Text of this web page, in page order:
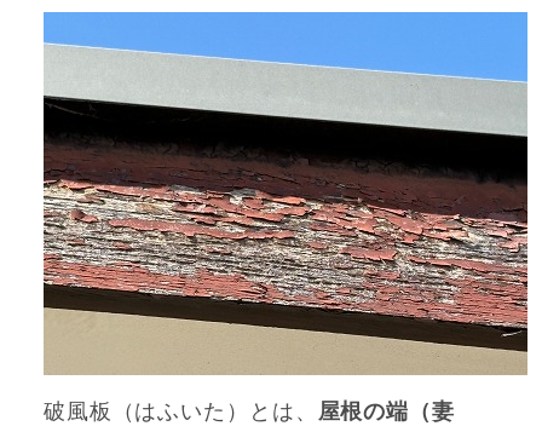
破風板（はふいた）とは、 屋根の端（妻